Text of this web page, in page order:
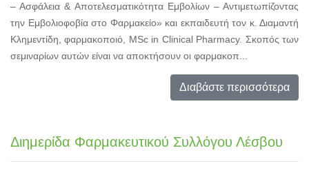
– Ασφάλεια & Αποτελεσματικότητα Εμβολίων – Αντιμετωπίζοντας
την Εμβολιοφοβία στο Φαρμακείο» και εκπαιδευτή τον κ. Διαμαντή
Κλημεντίδη, φαρμακοποιό, MSc in Clinical Pharmacy. Σκοπός των
σεμιναρίων αυτών είναι να αποκτήσουν οι φαρμακοπ...
Διαβάστε περισσότερα
Διημερίδα Φαρμακευτικού Συλλόγου Λέσβου